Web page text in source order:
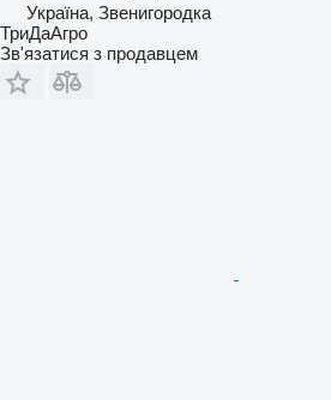
Україна, Звенигородка
ТриДаАгро
Зв'язатися з продавцем